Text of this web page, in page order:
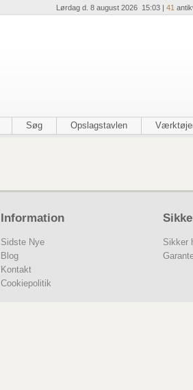
Lørdag d. 8 august 2026 15:03 | 41
Søg Opslagstavlen
Information
Sidste Nye
Blog
Kontakt
Cookiepolitik
Sikker